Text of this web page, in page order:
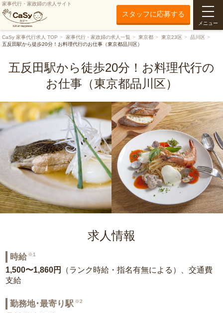
家事代行・家政婦の求人サイト
スタッフに応募する
メニュー
CaSy 家事代行求人 TOP 家事代行・家政婦の求人一覧 東京都 東京23区
品川区
五反田駅から徒歩20分！お料理代行のお仕事（東京都品川区）
五反田駅から徒歩20分！お料理代行の
お仕事（東京都品川区）
求人情報
時給 ※1
1,500〜1,860円
（ランク時給・指名有無による）、交通費
支給
勤務地･最寄り駅 ※2